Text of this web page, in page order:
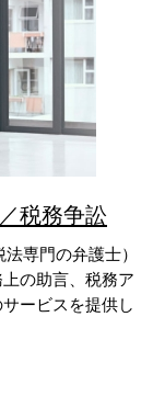
税務争訟
専門の弁護士）
の助言、税務ア
ービスを提供し